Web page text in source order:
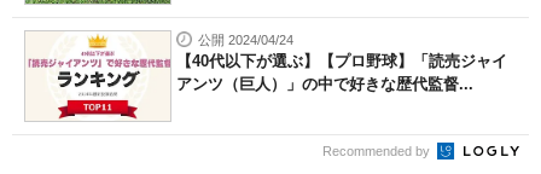
公開 2024/04/24
【40代以下が選ぶ】【プロ野球】「読売ジャイ
アンツ（巨人）」の中で好きな歴代監督...
Recommended by